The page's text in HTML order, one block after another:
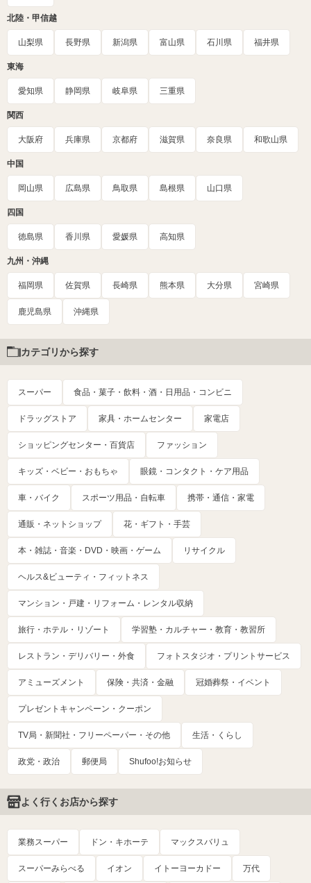
北陸・甲信越
山梨県 長野県 新潟県 富山県 石川県 福井県
東海
愛知県 静岡県 岐阜県 三重県
関西
大阪府 兵庫県 京都府 滋賀県 奈良県 和歌山県
中国
岡山県 広島県 鳥取県 島根県 山口県
四国
徳島県 香川県 愛媛県 高知県
九州・沖縄
福岡県 佐賀県 長崎県 熊本県 大分県 宮崎県
鹿児島県 沖縄県
カテゴリから探す
スーパー 食品・菓子・飲料・酒・日用品・コンビニ
ドラッグストア 家具・ホームセンター 家電店
ショッピングセンター・百貨店 ファッション
キッズ・ベビー・おもちゃ 眼鏡・コンタクト・ケア用品
車・バイク スポーツ用品・自転車 携帯・通信・家電
通販・ネットショップ 花・ギフト・手芸
本・雑誌・音楽・DVD・映画・ゲーム リサイクル
ヘルス&ビューティ・フィットネス
マンション・戸建・リフォーム・レンタル収納
旅行・ホテル・リゾート 学習塾・カルチャー・教育・教習所
レストラン・デリバリー・外食 フォトスタジオ・プリントサービス
アミューズメント 保険・共済・金融 冠婚葬祭・イベント
プレゼントキャンペーン・クーポン
TV局・新聞社・フリーペーパー・その他 生活・くらし
政党・政治 郵便局 Shufoo!お知らせ
よく行くお店から探す
業務スーパー ドン・キホーテ マックスバリュ
スーパーみらべる イオン イトーヨーカドー 万代